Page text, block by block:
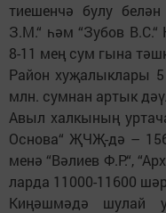
тиешенчә булу
З.М.“ һәм “Зубов
8-11 мең сум гына
Район хуҗалыклары
млн. сумнан артык
Авыл халкының
Основа“ ҖЧҖ-дә –
менә “Вәлиев Ф.Р.“,
ларда 11000-11600
Киңәшмәдә шулай